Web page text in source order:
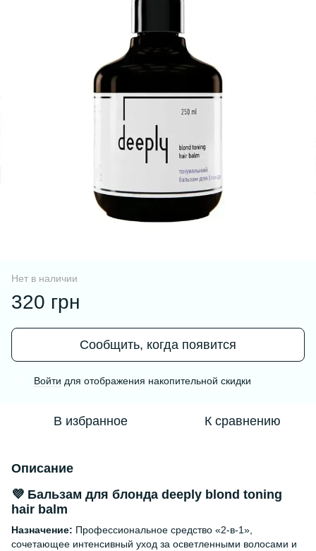
Нет в наличии
320 грн
Сообщить, когда появится
Войти для отображения накопительной скидки
В избранное К сравнению
Описание
💜 Бальзам для блонда deeply blond toning
hair balm
Назначение: Профессиональное средство «2-в-1»,
сочетающее интенсивный уход за осветленными волосами и